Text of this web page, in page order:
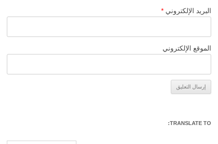
البريد الإلكتروني *
الموقع الإلكتروني
TRANSLATE TO: